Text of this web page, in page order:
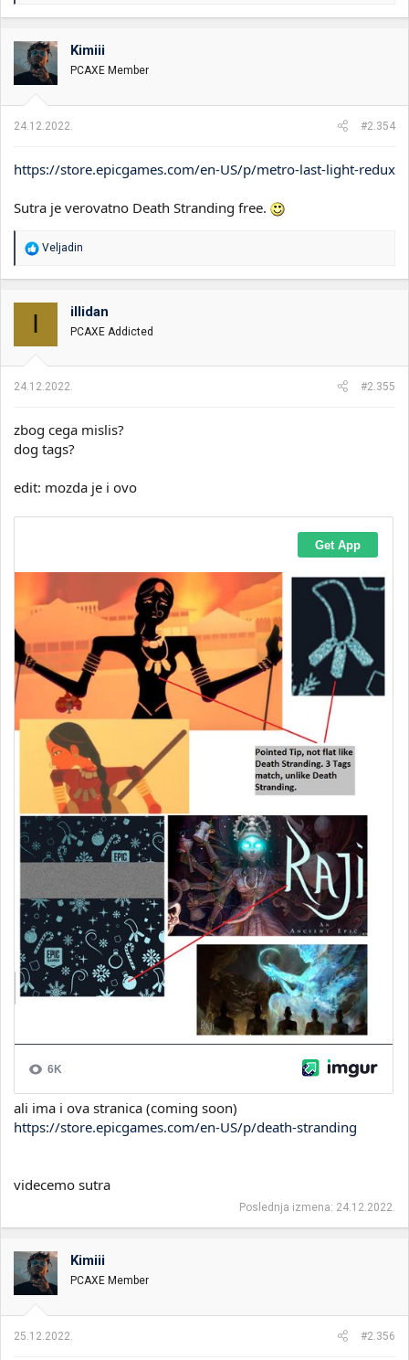
a
o
v
a
n
:
Kimiii
PCAXE Member
24.12.2022. #2.354
https://store.epicgames.com/en-US/p/metro-last-light-redux
Sutra je verovatno Death Stranding free.
R
o
n
:
Veljadin
I illidan
PCAXE Addicted
24.12.2022. #2.355
zbog cega mislis?
dog tags?
edit: mozda je i ovo
ali ima i ova stranica (coming soon)
https://store.epicgames.com/en-US/p/death-stranding
videcemo sutra
Poslednja izmena: 24.12.2022.
Kimiii
PCAXE Member
25.12.2022. #2.356